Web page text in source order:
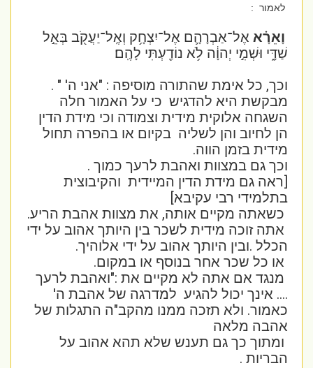
לאמור :
וָאֵרָ֗אאֶל־אַבְרָהָ֛ם אֶל־יִצְחָ֥ק וְאֶֽל־יַעֲקֹ֖ב בְּאֵ֣ל
שַׁדָּ֑י וּשְׁמִ֣י יְהוָ֔ה לֹ֥א נוֹדַ֖עְתִּי לָהֶֽם׃
וכך, כל אימת שהתורה מוסיפה : "אני ה' " .
מבקשת היא להדגיש כי על האמור חלה
השגחה אלוקית מידית וצמודה וכי מידת הדין
הן לחיוב והן לשליה בקיום או בהפרה תחול
מידית בזמן הווה.
וכך גם במצוות ואהבת לרעך כמוך .
[ראה גם מידת הדין המיידית והקיבוצית
בתלמידי רבי עקיבא]
כשאתה מקיים אותה, את מצוות אהבת הריע.
אתה זוכה מידית לשכר בין היותך אהוב על ידי
הכלל .ובין היותך אהוב על ידי אלוהיך.
או כל שכר אחר בנוסף או במקום.
מנגד אם אתה לא מקיים את :"ואהבת לרעך
.... אינך יכול להגיע למדרגה של אהבת ה'
כאמור. ולא תזכה ממנו מהקב"ה התגלות של
אהבה מלאה
ומתוך כך גם תענש שלא תהא אהוב על
הבריות .